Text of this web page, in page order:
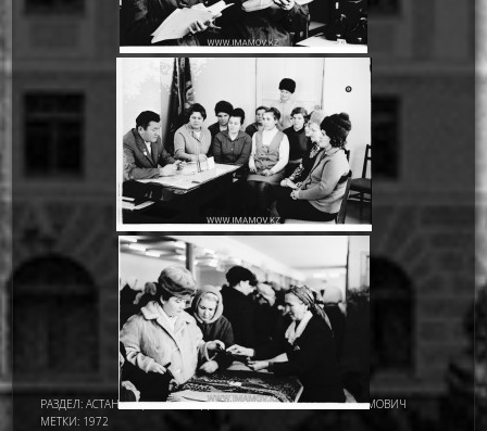
РАЗДЕЛ:АСТАНА - ЦЕЛИНОГРАД,ИМАМОВ НУРМУХАМАТ ИМАМОВИЧ
МЕТКИ: 1972